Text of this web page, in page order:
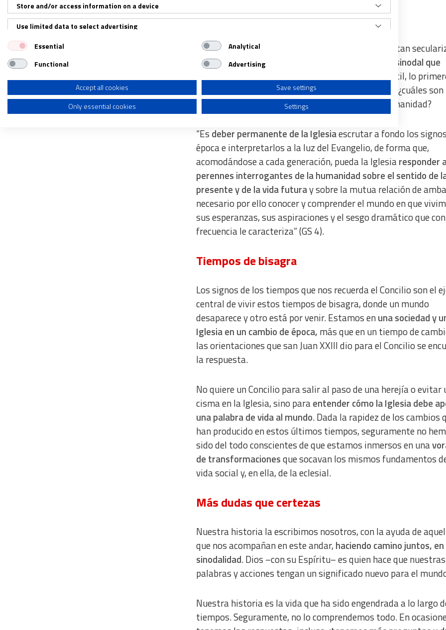
Iglesia sinodal
No es fácil ser cristiano en esta nuestra sociedad, tan
plural y diversa.No es fácil ser Iglesia, esa Iglesia sinodal que
Pero, precisamente porque no es fácil, lo
debemos hacer es plantearnos la pregunta básica: ¿cuáles
signos de la presencia y acción de Dios en esta humanidad?
“Es deber permanente de la Iglesiaescrutar a fondo los
época e interpretarlos a la luz del Evangelio, de forma que,
acomodándose a cada generación, pueda la Iglesiaresponder
perennes interrogantes de la humanidad sobre el sentido de
presente y de la vida futuray sobre la mutua relación de
necesario por ello conocer y comprender el mundo en que
sus esperanzas, sus aspiraciones y el sesgo dramático que con
frecuencia le caracteriza” (GS 4).
Tiempos de bisagra
Los signos de los tiempos que nos recuerda el Concilio son el
central de vivir estos tiempos de bisagra, donde un mundo
desaparece y otro está por venir. Estamos enuna sociedad y
Iglesia en un cambio de época, más que en un tiempo de
las orientaciones que san Juan XXIII dio para el Concilio se
la respuesta.
No quiere un Concilio para salir al paso de una herejía o evitar
cisma en la Iglesia, sino paraentender cómo la Iglesia debe
una palabra de vida al mundo. Dada la rapidez de los cambios
han producido en estos últimos tiempos, seguramente no
sido del todo conscientes de que estamos inmersos en una
de transformacionesque socavan los mismos fundamentos
vida social y, en ella, de la eclesial.
Más dudas que certezas
Nuestra historia la escribimos nosotros, con la ayuda de
que nos acompañan en este andar, haciendo camino juntos, en
sinodalidad. Dios –con su Espíritu– es quien hace que nuestras
palabras y acciones tengan un significado nuevo para el
Nuestra historia es la vida que ha sido engendrada a lo largo
tiempos. Seguramente, no lo comprendemos todo. En
Store and/or access information on a device
Use limited data to select advertising
Create profiles for personalised advertising
Use profiles to select personalised advertising
Create profiles to personalise content
Use profiles to select personalised content
Understand audiences through statistics or combinations of data from different sources
Identify devices based on information actively requested
Essential
Analytical
Functional
Advertising
Accept all cookies
Save settings
Only essential cookies
Settings